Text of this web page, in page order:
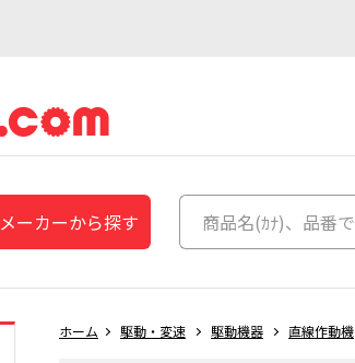
メーカーから探す
ホーム 駆動・変速 駆動機器 直線作動機